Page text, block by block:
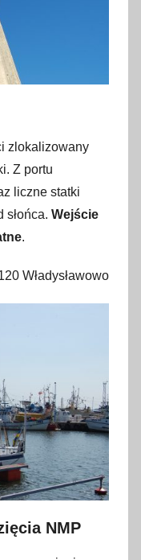
zlokalizowany
Z portu
liczne statki
słońca. Wejście
.
Władysławowo
NMP